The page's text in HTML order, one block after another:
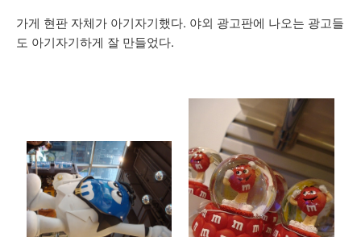
가게 현판 자체가 아기자기했다. 야외 광고판에 나오는 광고들
도 아기자기하게 잘 만들었다.